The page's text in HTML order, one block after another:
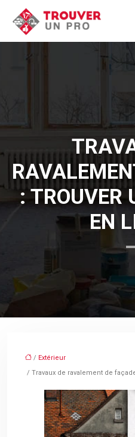
: TROUVER
EN
/ Extérieur
/ Travaux de ravalement de